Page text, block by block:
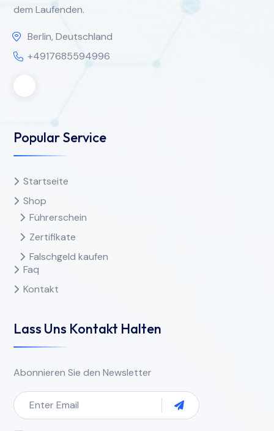
dem Laufenden.
Berlin, Deutschland
+4917685594996
Popular Service
Startseite
Shop
Führerschein
Zertifikate
Falschgeld kaufen
Faq
Kontakt
Lass Uns Kontakt Halten
Abonnieren Sie den Newsletter